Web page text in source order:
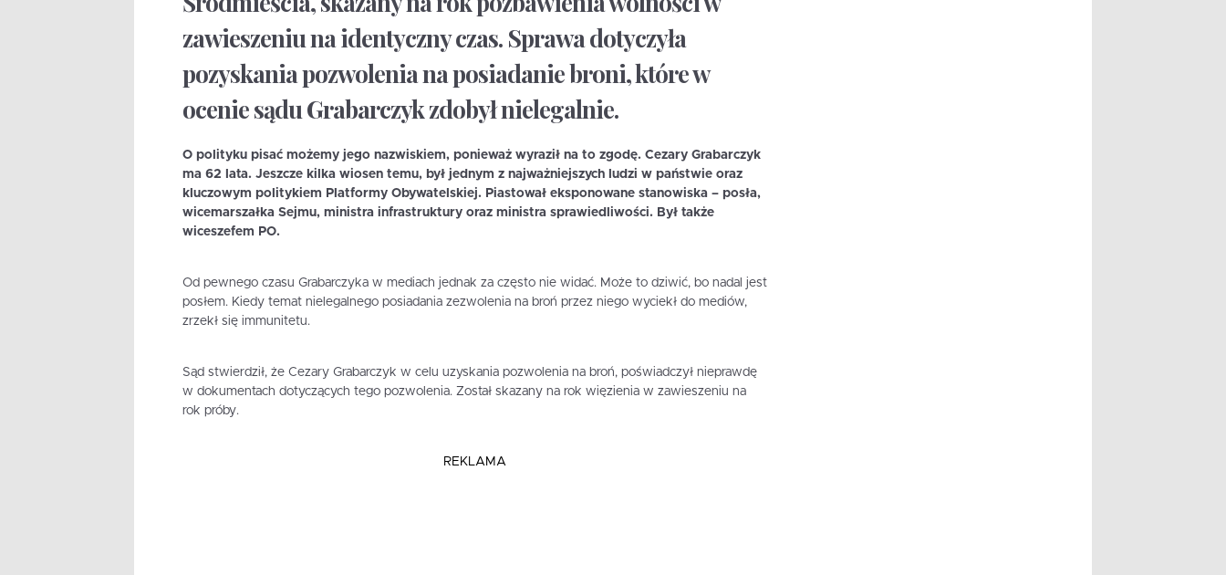
zawieszeniu na identyczny czas. Sprawa dotyczyła
pozyskania pozwolenia na posiadanie broni, które w
ocenie sądu Grabarczyk zdobył nielegalnie.
O polityku pisać możemy jego nazwiskiem, ponieważ wyraził na to zgodę. Cezary Grabarczyk
ma 62 lata. Jeszcze kilka wiosen temu, był jednym z najważniejszych ludzi w państwie oraz
kluczowym politykiem Platformy Obywatelskiej. Piastował eksponowane stanowiska – posła,
wicemarszałka Sejmu, ministra infrastruktury oraz ministra sprawiedliwości. Był także
wiceszefem PO.
Od pewnego czasu Grabarczyka w mediach jednak za często nie widać. Może to dziwić, bo nadal jest
posłem. Kiedy temat nielegalnego posiadania zezwolenia na broń przez niego wyciekł do mediów,
zrzekł się immunitetu.
Sąd stwierdził, że Cezary Grabarczyk w celu uzyskania pozwolenia na broń, poświadczył nieprawdę
w dokumentach dotyczących tego pozwolenia. Został skazany na rok więzienia w zawieszeniu na
rok próby.
REKLAMA